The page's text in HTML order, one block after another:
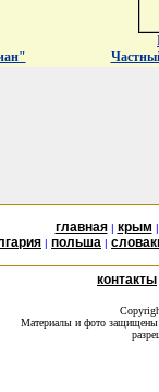
главная| крым
| польша |
контакты
Материалы и фото защищены